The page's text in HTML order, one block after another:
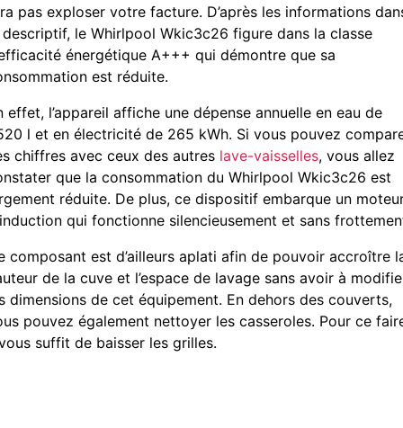
pas exploser votre facture. D’après les informations
le Whirlpool Wkic3c26 figure dans la classe
énergétique A+++ qui démontre que sa
est réduite.
effet, l’appareil affiche une dépense annuelle en eau de
l et en électricité de 265 kWh. Si vous pouvez
chiffres avec ceux des autres lave-vaisselles, vous allez
que la consommation du Whirlpool Wkic3c26 est
réduite. De plus, ce dispositif embarque un
qui fonctionne silencieusement et sans
composant est d’ailleurs aplati afin de pouvoir accroître
de la cuve et l’espace de lavage sans avoir à
dimensions de cet équipement. En dehors des couverts,
pouvez également nettoyer les casseroles. Pour ce
suffit de baisser les grilles.